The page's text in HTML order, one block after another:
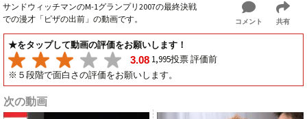
サンドウィッチマンのM-1グランプリ2007の最終決戦
での漫才「ピザの出前」の動画です。
コメント 共有
★をタップして動画の評価をお願いします！
3.08 1,995投票 評価前
※５段階で面白さの評価をお願いします。
次の動画